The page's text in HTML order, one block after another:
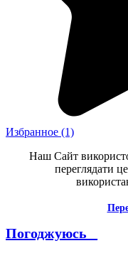
Избранное (1)
Наш Сайт
переглядати
Погоджуюсь _